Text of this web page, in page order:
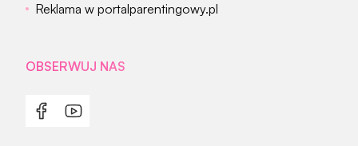
Reklama w portalparentingowy.pl
OBSERWUJ NAS